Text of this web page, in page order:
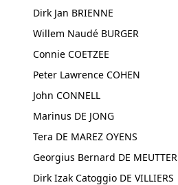
Dirk Jan BRIENNE
Willem Naudé BURGER
Connie COETZEE
Peter Lawrence COHEN
John CONNELL
Marinus DE JONG
Tera DE MAREZ OYENS
Georgius Bernard DE MEUTTER
Dirk Izak Catoggio DE VILLIERS